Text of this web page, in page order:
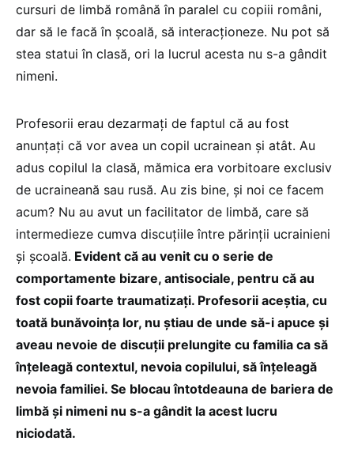
cursuri de limbă română în paralel cu copiii români,
dar să le facă în școală, să interacționeze. Nu pot să
stea statui în clasă, ori la lucrul acesta nu s-a gândit
nimeni.
Profesorii erau dezarmați de faptul că au fost
anunțați că vor avea un copil ucrainean și atât. Au
adus copilul la clasă, mămica era vorbitoare exclusiv
de ucraineană sau rusă. Au zis bine, și noi ce facem
acum? Nu au avut un facilitator de limbă, care să
intermedieze cumva discuțiile între părinții ucrainieni
și școală. Evident că au venit cu o serie de
comportamente bizare, antisociale, pentru că au
fost copii foarte traumatizați. Profesorii aceștia, cu
toată bunăvoința lor, nu știau de unde să-i apuce și
aveau nevoie de discuții prelungite cu familia ca să
înțeleagă contextul, nevoia copilului, să înțeleagă
nevoia familiei. Se blocau întotdeauna de bariera de
limbă și nimeni nu s-a gândit la acest lucru
niciodată.